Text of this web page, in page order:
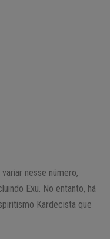
nesse número,
Exu. No entanto, há
Kardecista que